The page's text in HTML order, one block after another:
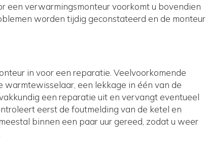
een verwarmingsmonteur voorkomt u bovendien
worden tijdig geconstateerd en de monteur
in voor een reparatie. Veelvoorkomende
een lekkage in één van de
een reparatie uit en vervangt eventueel
eerst de foutmelding van de ketel en
binnen een paar uur gereed, zodat u weer